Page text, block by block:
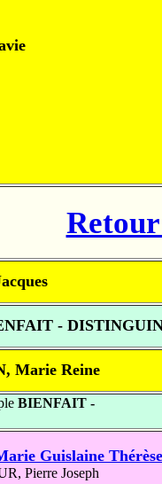
-
Marie Reine
BIENFAIT -
Guislaine Thérèse
Pierre Joseph